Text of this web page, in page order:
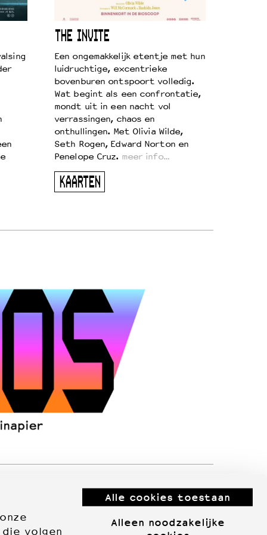
volgen
Alle cookies toestaan
Alleen noodzakelijke
THE INVITE
Een ongemakkelijk etentje met hun
luidruchtige, excentrieke
bovenburen ontspoort volledig.
Wat begint als een confrontatie,
mondt uit in een nacht vol
verrassingen, chaos en
onthullingen. Met Olivia Wilde,
Seth Rogen, Edward Norton en
Penelope Cruz. meer info…
KAARTEN